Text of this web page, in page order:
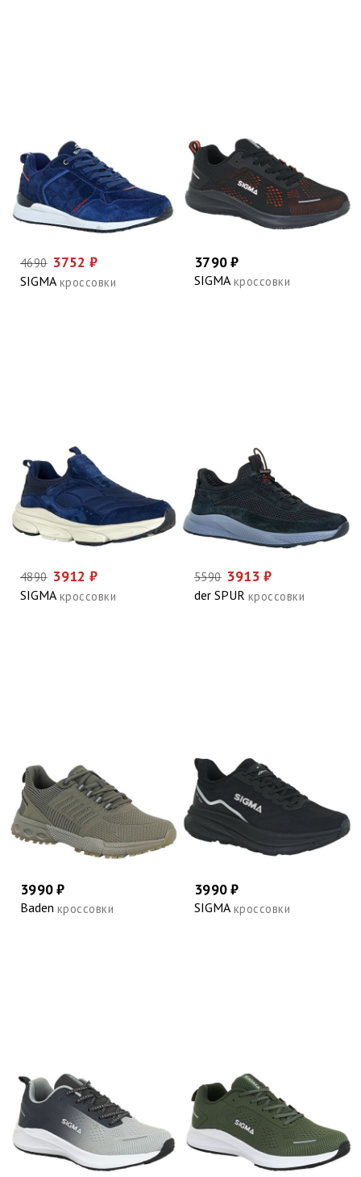
4690 3752 ₽
SIGMA кроссовки
3790 ₽
SIGMA кроссовки
4890 3912 ₽
SIGMA кроссовки
5590 3913 ₽
der SPUR кроссовки
3990 ₽
Baden кроссовки
3990 ₽
SIGMA кроссовки